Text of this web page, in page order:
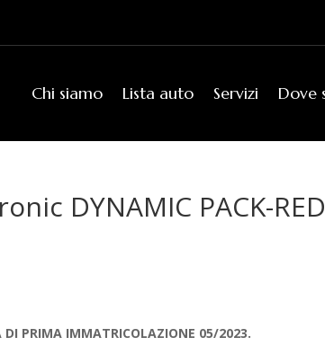
Chi siamo Lista auto Servizi Dove
DYNAMIC PACK-RED
DI PRIMA IMMATRICOLAZIONE 05/2023.